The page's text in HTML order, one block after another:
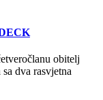
obitelj
dva rasvjetna